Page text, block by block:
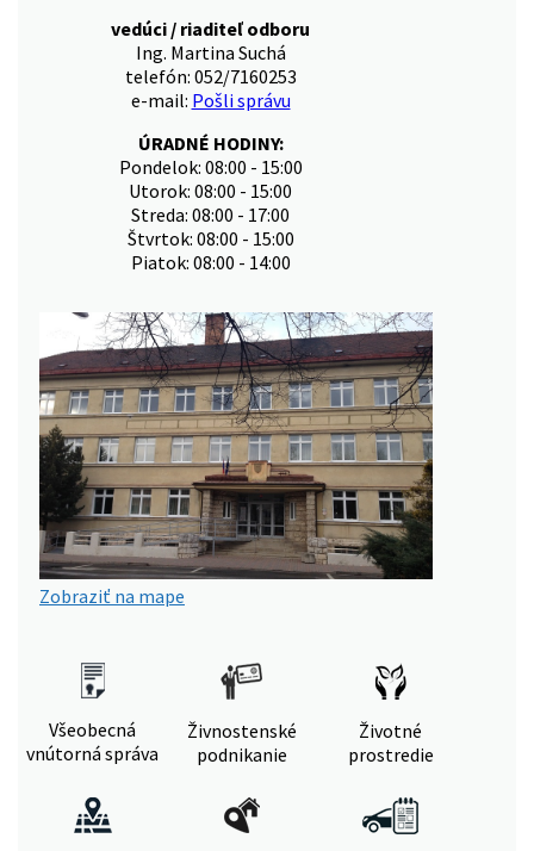
vedúci / riaditeľ odboru
Ing. Martina Suchá
telefón: 052/7160253
e-mail: Pošli správu
ÚRADNÉ HODINY:
Pondelok: 08:00 - 15:00
Utorok: 08:00 - 15:00
Streda: 08:00 - 17:00
Štvrtok: 08:00 - 15:00
Piatok: 08:00 - 14:00
Zobraziť na mape
Všeobecná
vnútorná správa
Živnostenské
podnikanie
Životné
prostredie